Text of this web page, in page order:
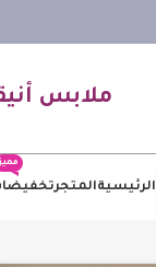
ملابس
الرئيسيةالمتجر
مميز